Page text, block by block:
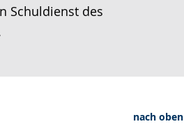
Schuldienst des
nach oben